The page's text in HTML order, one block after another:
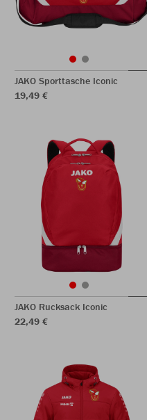
JAKO Sporttasche Iconic
19,49 €
JAKO Rucksack Iconic
22,49 €